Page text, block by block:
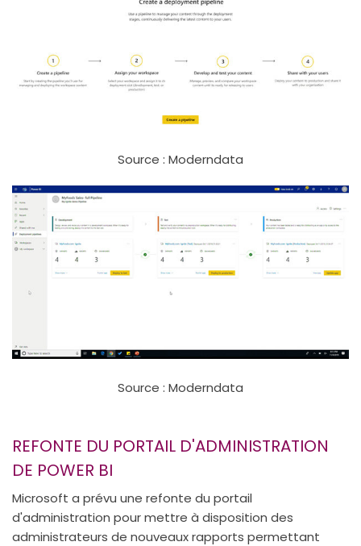
Source : Moderndata
Source : Moderndata
REFONTE DU PORTAIL D'ADMINISTRATION
DE POWER BI
Microsoft a prévu une refonte du portail
d'administration pour mettre à disposition des
administrateurs de nouveaux rapports permettant